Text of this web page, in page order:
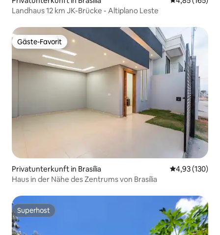
Landhaus 12 km JK-Brücke - Altiplano Leste
Gäste-Favorit
Gäste-Favorit
Privatunterkunft in Brasília
4,93 (130)
Haus in der Nähe des Zentrums von Brasília
Superhost
Superhost